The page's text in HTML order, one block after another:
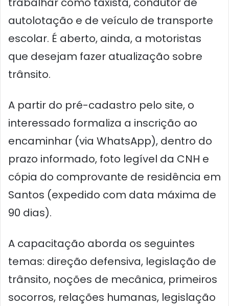
autolotação e de veículo de transporte
escolar. É aberto, ainda, a motoristas
que desejam fazer atualização sobre
trânsito.
A partir do pré-cadastro pelo site, o
interessado formaliza a inscrição ao
encaminhar (via WhatsApp), dentro do
prazo informado, foto legível da CNH e
cópia do comprovante de residência em
Santos (expedido com data máxima de
90 dias).
A capacitação aborda os seguintes
temas: direção defensiva, legislação de
trânsito, noções de mecânica, primeiros
socorros, relações humanas, legislação